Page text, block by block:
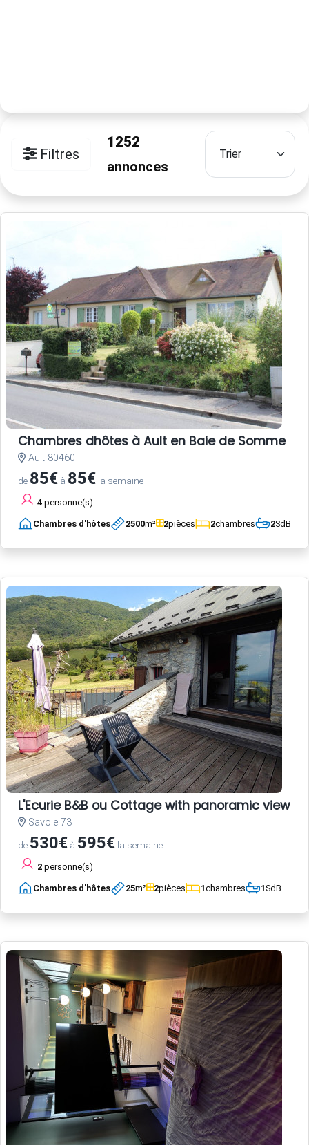
Filtres
1252
annonces
Chambres dhôtes à Ault en Baie de Somme
Ault 80460
de 85€ à 85€ la semaine
4 personne(s)
Chambres d'hôtes 2500m² 2pièces 2chambres 2SdB
L'Ecurie B&B ou Cottage with panoramic view
Savoie 73
de 530€ à 595€ la semaine
2 personne(s)
Chambres d'hôtes 25m² 2pièces 1chambres 1SdB